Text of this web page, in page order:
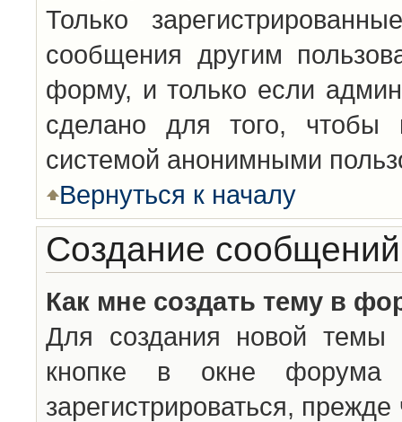
Только
сообщения другим
форму, и только если
сделано для того, чтобы
системой анонимными
Вернуться к началу
Создание сообщений
Как мне создать тему в
Для создания новой темы
кнопке в окне
зарегистрироваться,